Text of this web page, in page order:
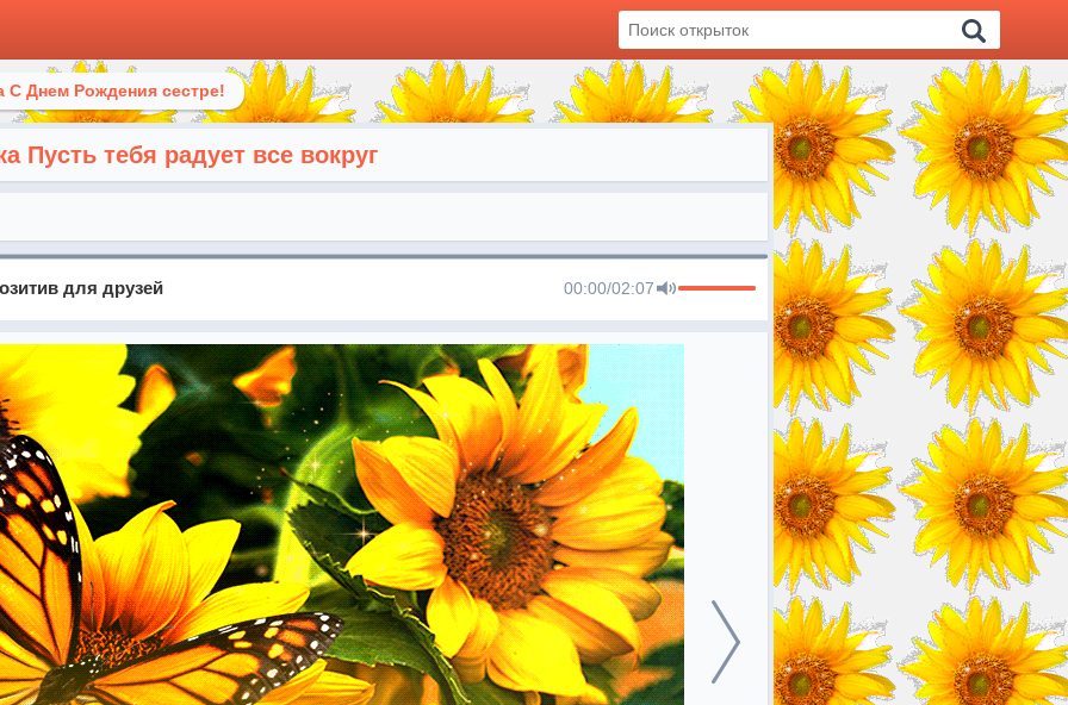
С Днем Рождения сестре!
Пусть тебя радует все вокруг
для друзей 00:00/02:07